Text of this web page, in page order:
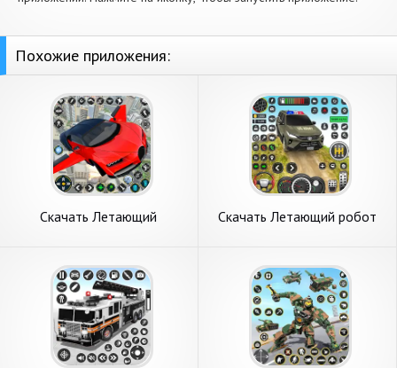
Похожие приложения:
Скачать Летающий
монеты] APK на Андроид
Скачать Летающий робот